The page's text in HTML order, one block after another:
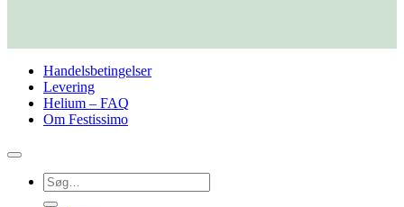
Handelsbetingelser
Levering
Helium – FAQ
Om Festissimo
Søg
efter: